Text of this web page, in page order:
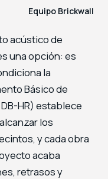
Equipo Brickwall
acústico de
una opción: es
la
Básico de
HR) establece
los
y cada obra
acaba
retrasos y